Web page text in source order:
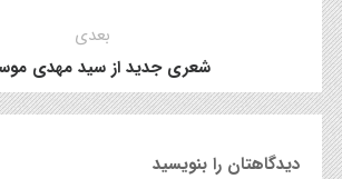
بعدی
شعری جدید از سید مهدی
دیدگاهتان را بنویسید